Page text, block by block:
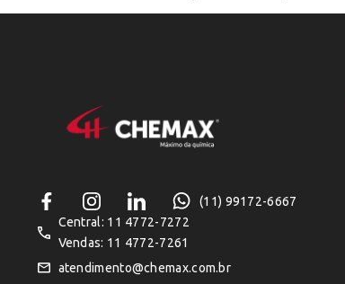
(11) 99172-6667
Central: 11 4772-7272
Vendas: 11 4772-7261
atendimento@chemax.com.br